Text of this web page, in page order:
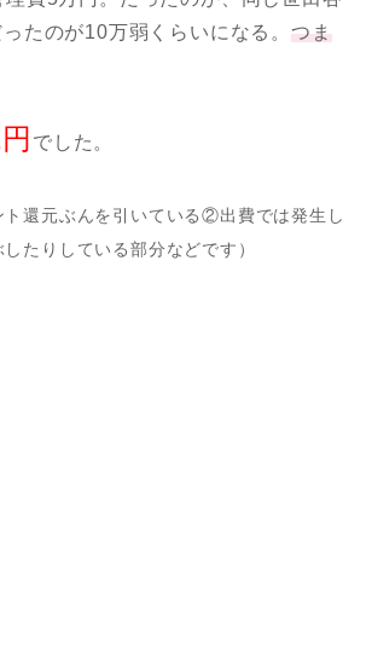
たのが10万弱くらいになる。 つま
でした。
還元ぶんを引いている②出費では発生し
たりしている部分などです）